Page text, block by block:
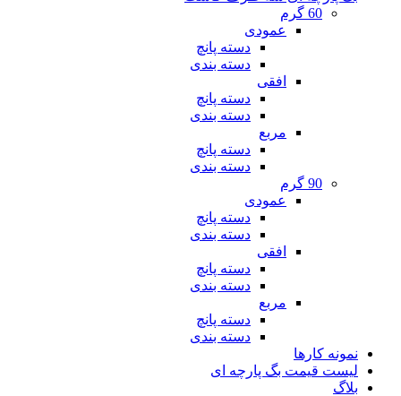
60 گرم
عمودی
دسته پانچ
دسته بندی
افقی
دسته پانچ
دسته بندی
مربع
دسته پانچ
دسته بندی
90 گرم
عمودی
دسته پانچ
دسته بندی
افقی
دسته پانچ
دسته بندی
مربع
دسته پانچ
دسته بندی
نمونه کارها
لیست قیمت بگ پارچه ای
بلاگ